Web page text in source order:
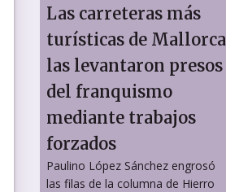
Las carreteras más
turísticas de Mallorca
las levantaron presos
del franquismo
mediante trabajos
forzados
Paulino López Sánchez engrosó
las filas de la columna de Hierro